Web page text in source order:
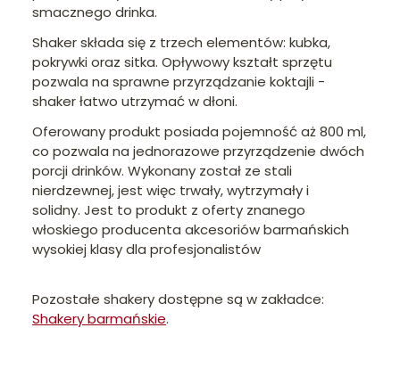
smacznego drinka.
Shaker składa się z trzech elementów: kubka,
pokrywki oraz sitka. Opływowy kształt sprzętu
pozwala na sprawne przyrządzanie koktajli -
shaker łatwo utrzymać w dłoni.
Oferowany produkt posiada pojemność aż 800 ml,
co pozwala na jednorazowe przyrządzenie dwóch
porcji drinków. Wykonany został ze stali
nierdzewnej, jest więc trwały, wytrzymały i
solidny. Jest to produkt z oferty znanego
włoskiego producenta akcesoriów barmańskich
wysokiej klasy dla profesjonalistów
Pozostałe shakery dostępne są w zakładce:
Shakery barmańskie.